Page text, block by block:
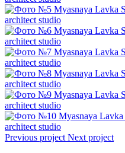
Previous project Next project